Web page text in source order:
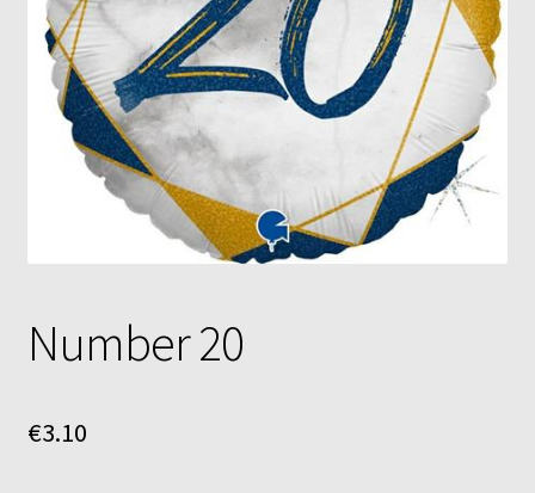
Õhupallid
Pallikuller
Täname
Number 20
€3.10